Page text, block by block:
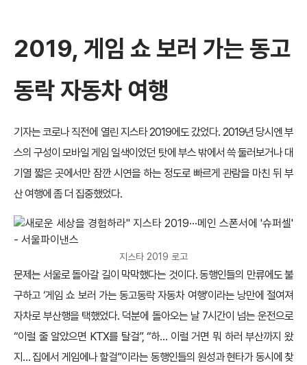
2019, 게임 쇼 보러 가는 동고
동락 자동차 여행
기자는 코로나 직전에 열린 지스타 2019에도 갔었다. 2019년 당시엔 부
스의 구성이 모바일 게임 일색이었던 탓에 부스 밖에서 쓱 둘러보거나 대
기열 짧은 곳에서만 잠깐 시연을 하는 정도로 빠르게 관람을 마친 뒤 부
산 여행에 좀 더 집중했었다.
지스타 2019 로고
문제는 서울로 돌아갈 길이 막막했다는 것이다. 동행인들의 만류에도 불
구하고 ‘게임 쇼 보러 가는 동고동락 자동차 여행’이라는 낭만에 절여져
자차로 부산행을 택했었다. 덕분에 돌아오는 날 7시간이 넘는 운전으로
“이럴 줄 알았으면 KTX를 탈걸”, “하… 이럴 거면 뭐 하러 부산까지 왔
지… 집에서 게임에나 할걸”이라는 동행인들의 원성과 현타가 동시에 찾